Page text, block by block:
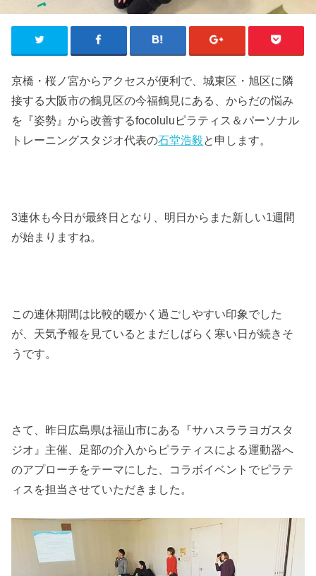
京橋・桜ノ宮からアクセスが便利で、城東区・旭区に隣
接する大阪市の鶴見区の今福鶴見にある、からだの悩み
を『姿勢』から改善するfocoluluピラティス＆パーソナル
トレーニングスタジオ代表の石堂浩毅と申します。
3連休も今日が最終日となり、明日からまた新しい1週間
が始まりますね。
この連休期間は比較的暖かく過ごしやすい印象でした
が、天気予報を見ているとまだしばらく寒い日が続きそ
うです。
さて、昨日広島県は福山市にある『サハスララヨガスタ
ジオ』主催、足部の介入からピラティスによる運動器へ
のアプローチをテーマにした、コラボイベントでピラテ
ィスを担当させていただきました。